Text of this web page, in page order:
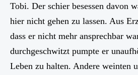
Tobi. Der schier besessen davon
hier nicht gehen zu lassen. Aus
dass er nicht mehr ansprechbar
durchgeschwitzt pumpte er
Leben zu halten. Andere weinten